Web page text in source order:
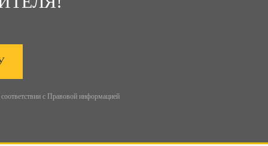
с Правовой информацией